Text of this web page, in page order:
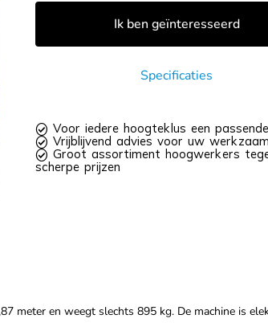
 Voor iedere hoogteklus een
 Vrijblijvend advies voor uw
 Groot assortiment hoogwerkers
scherpe prijzen
Ik ben geïnteresseerd
Specificaties
meter en weegt slechts 895 kg. De machine is